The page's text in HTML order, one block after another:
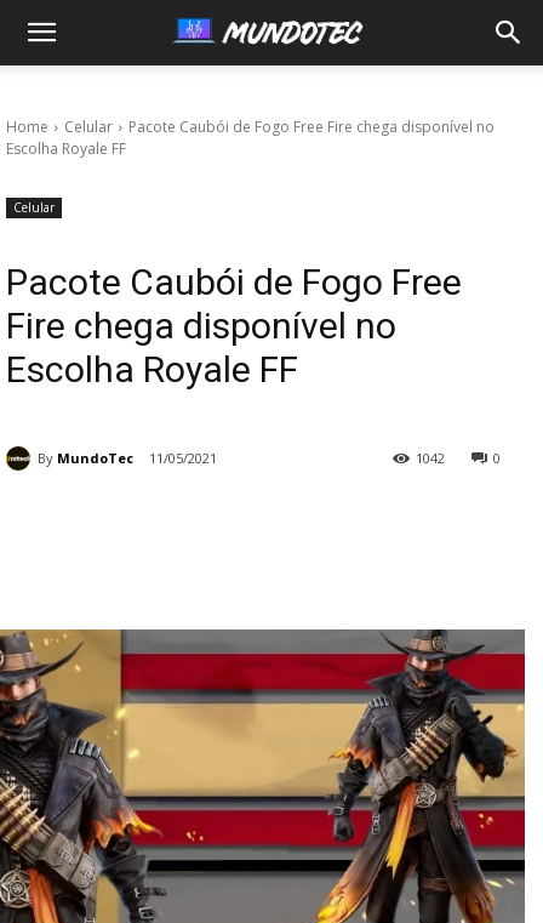
MundoTec
Home Celular
Pacote Caubói de Fogo Free Fire chega disponível no
Escolha Royale FF
Celular
Pacote Caubói de Fogo Free
Fire chega disponível no
Escolha Royale FF
By MundoTec 11/05/2021 0
1042